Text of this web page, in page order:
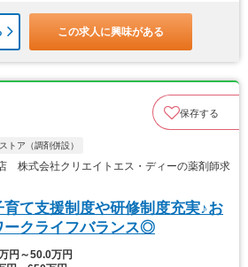
この求人に興味がある
保存する
トア（調剤併設）
株式会社クリエイトエス・ディーの薬剤師求
育て支援制度や研修制度充実♪お
ークライフバランス◎
円～50.0万円